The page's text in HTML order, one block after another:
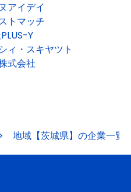
アイデイ
トマッチ
Y
ィ・スキヤツト
式会社
地域【茨城県】の企業一覧